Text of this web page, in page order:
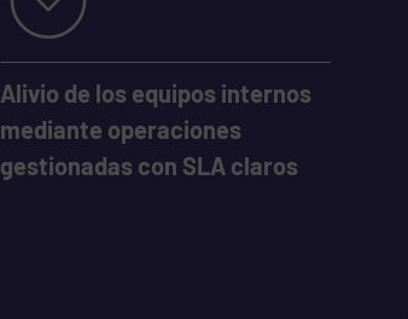
Alivio de los equipos internos
mediante operaciones
gestionadas con SLA claros